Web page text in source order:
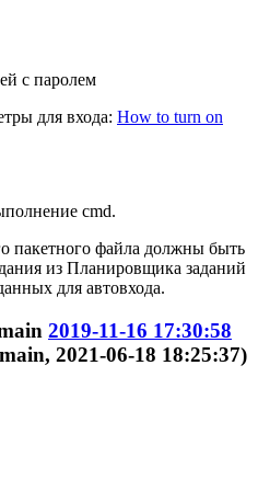
с паролем
для входа: How to turn on
cmd.
пакетного файла должны быть
из Планировщика заданий
для автовхода.
2019-11-16 17:30:58
2021-06-18 18:25:37)